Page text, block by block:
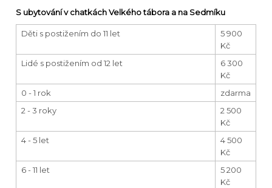
S ubytování v chatkách Velkého tábora a na Sedmíku
Děti s postižením do 11 let
5 900
Kč
Lidé s postižením od 12 let
6 300
Kč
0 - 1 rok
zdarma
2 - 3 roky
2 500
Kč
4 - 5 let
4 500
Kč
6 - 11 let
5 200
Kč